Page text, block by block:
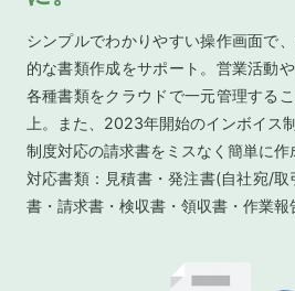
シンプルでわかりやすい操作画面で
的な書類作成をサポート。営業活動
各種書類をクラウドで一元管理する
上。また、2023年開始のインボイス
制度対応の請求書をミスなく簡単に作
対応書類：見積書・発注書(自社宛/
書・請求書・検収書・領収書・作業